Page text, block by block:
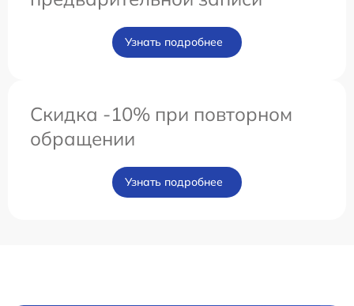
Узнать подробнее
Скидка -10% при повторном
обращении
Узнать подробнее